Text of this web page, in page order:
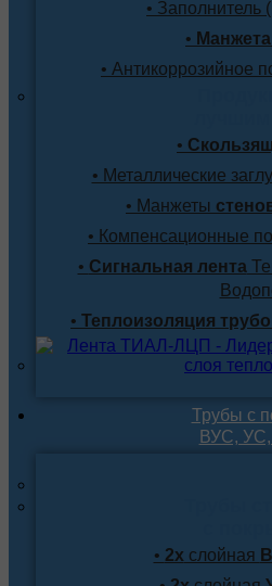
• Заполнитель
•
• Антикоррозийное
•
• Металлические
• Манжеты
• Компенсационные
• Сигнальная лента
• Теплоизоляция
Трубы с
ВУС,
• 2х слойная